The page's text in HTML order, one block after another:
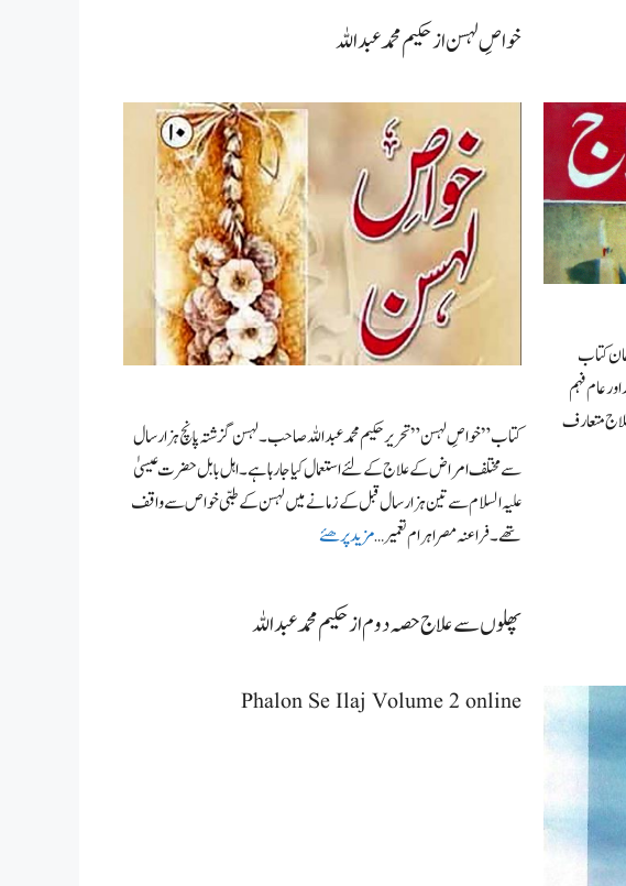
کتاب
عام فہم
متعارف
خواصِ لہسن از حکیم محمد عبداللہ
کتاب ” خواصِ لہسن” تحریر حکیم محمد عبداللہ صاحب۔ لہسن گزشتہ پانچ ہزار سال
سے مختلف امراض کے علاج کے لئے استعمال کیا جارہا ہے۔ اہل بابل حضرت عیسیٰ
علیہ السلام سے تین ہزار سال قبل کے زمانے میں لہسن کے طبی خواص سے واقف
تھے۔ فراعنہ مصر اہرام تعمیر …مزید پرھئے
پھلوں سے علاج حصہ دوم از حکیم محمد عبداللہ
Phalon Se Ilaj Volume 2 online